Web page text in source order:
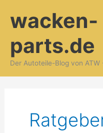
Inhaltwacken-
parts.de
Der Autoteile-Blog von